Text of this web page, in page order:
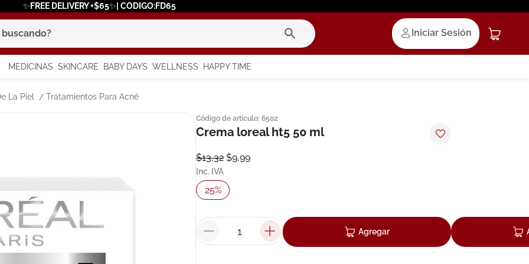
✨FREE DELIVERY +$65✨| CODIGO:FD65
Iniciar Sesión
MEDICINAS SKINCARE BABY DAYS WELLNESS HAPPY TIME
La Piel Tratamientos Para Acné
Código de artículo: 6502
Crema loreal ht5 50 ml
$13,32 $9,99
Inc. IVA
25%
Agregar
más buscados